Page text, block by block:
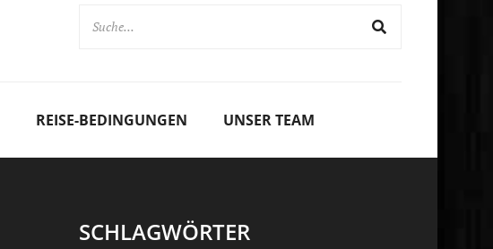
REISE-BEDINGUNGEN UNSER TEAM
SCHLAGWÖRTER